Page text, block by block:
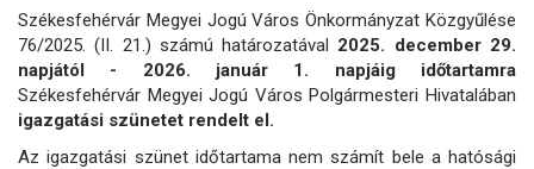
Székesfehérvár Megyei Jogú Város Önkormányzat Közgyűlése
76/2025. (II. 21.) számú határozatával 2025. december 29.
napjától - 2026. január 1. napjáig időtartamra
Székesfehérvár Megyei Jogú Város Polgármesteri Hivatalában
igazgatási szünetet rendelt el.
Az igazgatási szünet időtartama nem számít bele a hatósági